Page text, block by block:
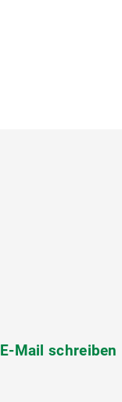
E-Mail schreiben